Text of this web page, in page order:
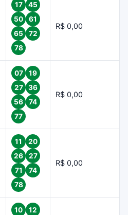
17
45
50
61
65
72
78
R$ 0,00
07
19
27
36
56
74
77
R$ 0,00
11
20
26
27
71
74
78
R$ 0,00
10
12